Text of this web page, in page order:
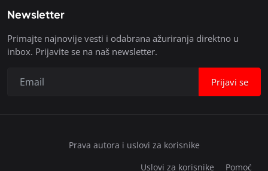
Newsletter
Primajte najnovije vesti i odabrana ažuriranja direktno u
inbox. Prijavite se na naš newsletter.
Prijavi se
Prava autora i uslovi za korisnike
Uslovi za korisnike
Pomoć